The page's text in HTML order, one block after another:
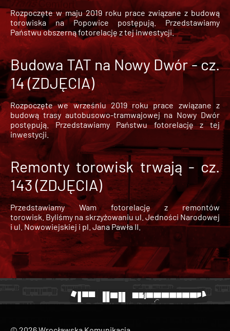
Rozpoczęte w maju 2019 roku prace związane z budową
torowiska na Popowice
postępują. Przedstawiamy
Państwu obszerną fotorelację z tej inwestycji.
Budowa TAT na Nowy Dwór - cz.
14 (ZDJĘCIA)
Rozpoczęte we wrześniu 2019 roku prace związane z
budową trasy autobusowo-tramwajowej na Nowy Dwór
postępują. Przedstawiamy Państwu fotorelację z tej
inwestycji.
Remonty torowisk trwają - cz.
143 (ZDJĘCIA)
Przedstawiamy Wam fotorelację z remontów
torowisk. Byliśmy na skrzyżowaniu ul. Jedności Narodowej
i ul. Nowowiejskiej i pl. Jana Pawła II.